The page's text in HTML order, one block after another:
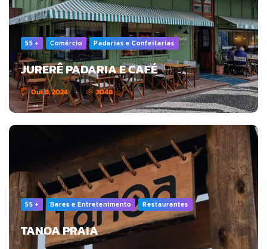
55 + Comércio Padarias e Confeitarias
JURERÊ PADARIA E CAFÉ
Out 8, 2024 3048
55 + Bares e Entretenimento Restaurantes
TANOA PRAIA